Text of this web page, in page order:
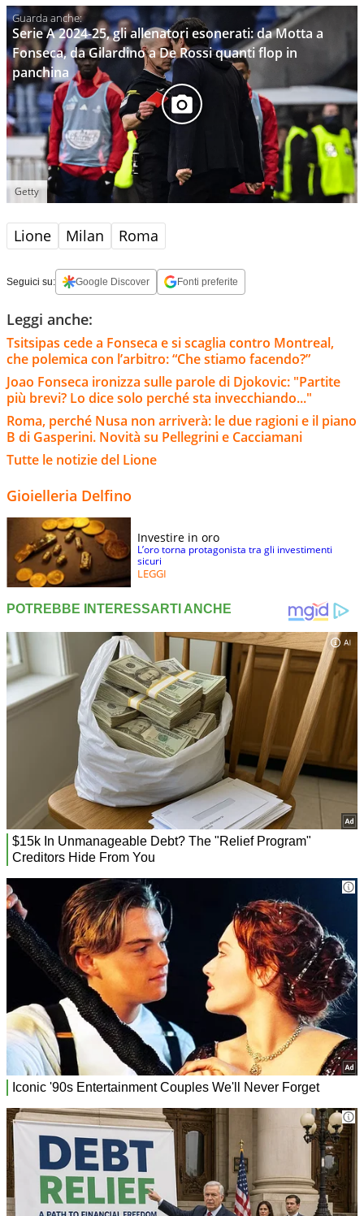
Serie A 2024-25, gli allenatori esonerati: da Motta a
Fonseca, da Gilardino a De Rossi quanti flop in
panchina
Getty
Lione Milan Roma
Seguici su: Google Discover Fonti preferite
Leggi anche:
Tsitsipas cede a Fonseca e si scaglia contro Montreal,
che polemica con l’arbitro: “Che stiamo facendo?”
Joao Fonseca ironizza sulle parole di Djokovic: "Partite
più brevi? Lo dice solo perché sta invecchiando..."
Roma, perché Nusa non arriverà: le due ragioni e il piano
B di Gasperini. Novità su Pellegrini e Cacciamani
Tutte le notizie del Lione
Gioielleria Delfino
Investire in oro
L’oro torna protagonista tra gli investimenti
sicuri
LEGGI